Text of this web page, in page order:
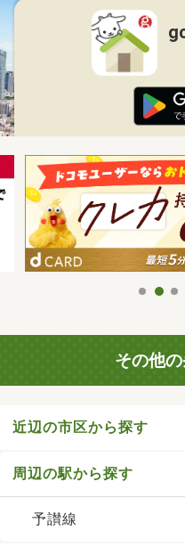
その他
近辺の市区から探す
周辺の駅から探す
予讃線